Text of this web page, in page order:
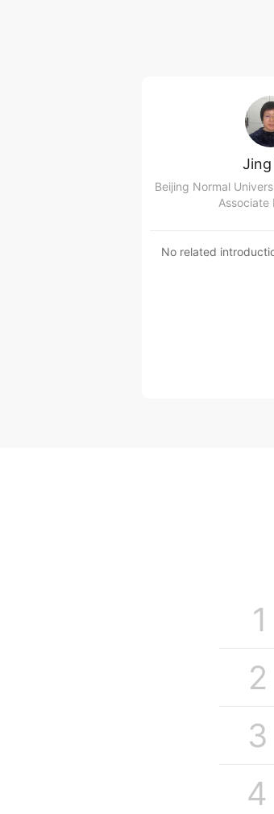
Jing
Associate
No related
1
2
3
4